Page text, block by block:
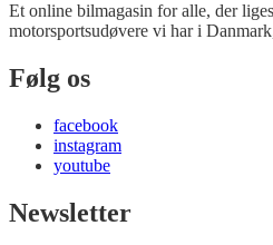
Et online bilmagasin for alle, der
motorsportsudøvere vi har i
Følg os
facebook
instagram
youtube
Newsletter